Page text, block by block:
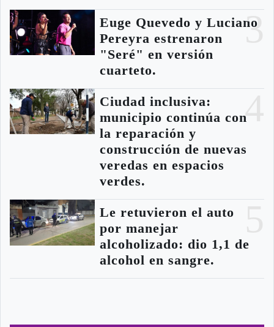
3
Euge Quevedo y Luciano
Pereyra estrenaron
"Seré" en versión
cuarteto.
4
Ciudad inclusiva:
municipio continúa con
la reparación y
construcción de nuevas
veredas en espacios
verdes.
Le retuvieron el auto
por manejar
alcoholizado: dio 1,1 de
alcohol en sangre.